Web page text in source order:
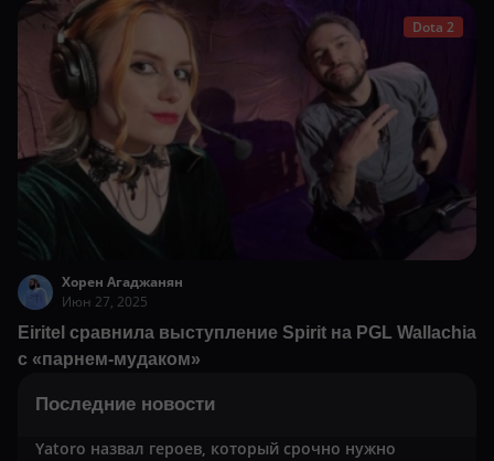
Dota 2
Хорен Агаджанян
Июн 27, 2025
Eiritel сравнила выступление Spirit на PGL Wallachia
с «парнем-мудаком»
Последние новости
Yatoro назвал героев, который срочно нужно